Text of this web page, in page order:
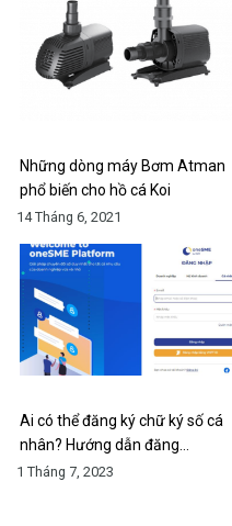
Những dòng máy Bơm Atman
phổ biến cho hồ cá Koi
14 Tháng 6, 2021
Ai có thể đăng ký chữ ký số cá
nhân? Hướng dẫn đăng…
1 Tháng 7, 2023